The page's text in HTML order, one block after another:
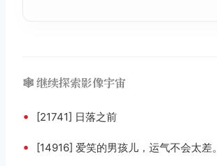
🕸️ 继续探索影像宇宙
• [21741] 日落之前
• [14916] 爱笑的男孩儿，运气不会太差。